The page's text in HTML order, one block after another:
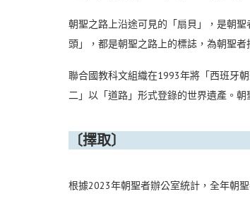
朝聖之路上沿途可見的「扇貝」，是朝
頭」，都是朝聖之路上的標誌，為朝聖者
聯合國教科文組織在1993年將「西班牙
二」以「道路」形式登錄的世界遺產。
〔擇取〕
根據2023年朝聖者辦公室統計，全年朝